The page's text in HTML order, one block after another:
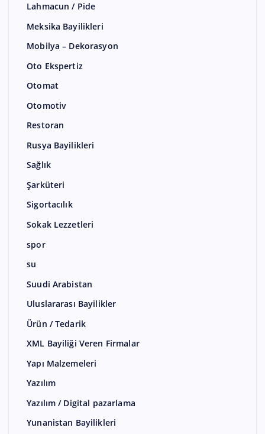
Lahmacun / Pide
Meksika Bayilikleri
Mobilya – Dekorasyon
Oto Ekspertiz
Otomat
Otomotiv
Restoran
Rusya Bayilikleri
Sağlık
Şarküteri
Sigortacılık
Sokak Lezzetleri
spor
su
Suudi Arabistan
Uluslararası Bayilikler
Ürün / Tedarik
XML Bayiliği Veren Firmalar
Yapı Malzemeleri
Yazılım
Yazılım / Digital pazarlama
Yunanistan Bayilikleri